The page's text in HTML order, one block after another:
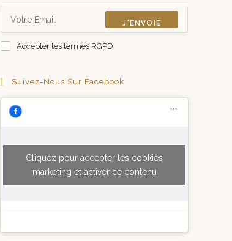
J'ENVOIE
Accepter les termes RGPD
Suivez-Nous Sur Facebook
Cliquez pour accepter les cookies
marketing et activer ce contenu